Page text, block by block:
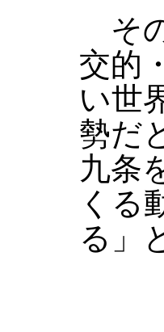
そ
交的
い世
勢だ
九条
くる
る」